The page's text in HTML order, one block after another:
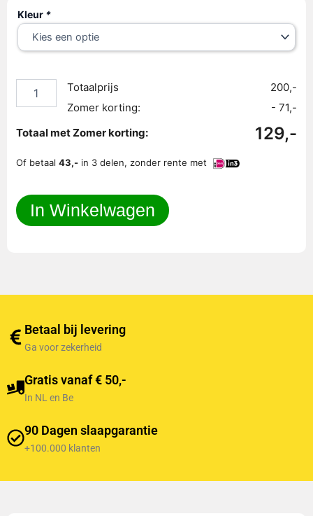
Kleur *
Nachtkastje
met
glasplaat
aantal
Totaalprijs
200,-
Zomer korting:
- 71,-
Totaal met Zomer korting:
129,-
Of betaal 43,-in 3 delen, zonder rente met
In Winkelwagen
Betaal bij levering
Ga voor zekerheid
Gratis vanaf € 50,-
In NL en Be
90 Dagen slaapgarantie
+100.000 klanten